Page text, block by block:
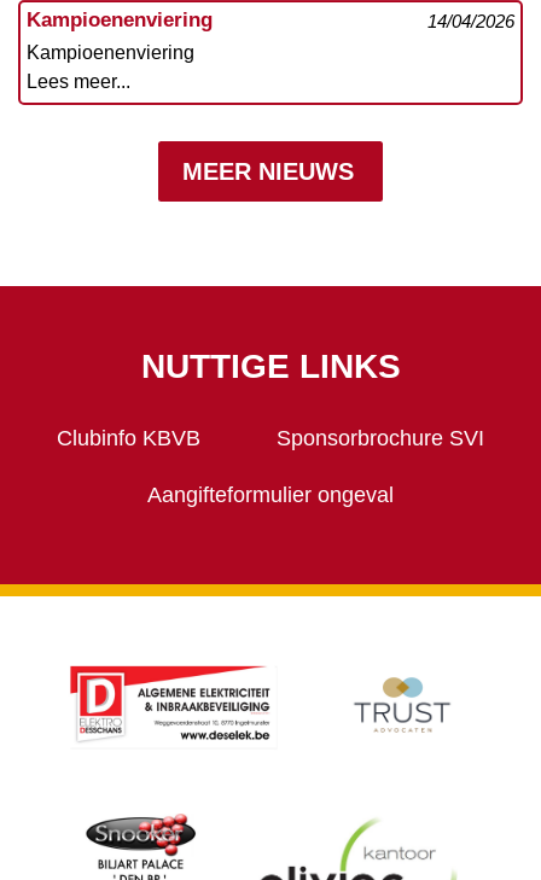
Kampioenenviering
14/04/2026
Kampioenenviering
Lees meer...
MEER NIEUWS
NUTTIGE LINKS
Clubinfo KBVB Sponsorbrochure SVI
Aangifteformulier ongeval